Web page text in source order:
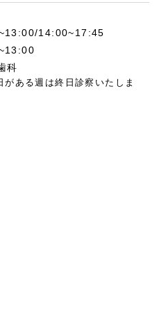
14:00~17:45
科
がある週は終日診察いたしま